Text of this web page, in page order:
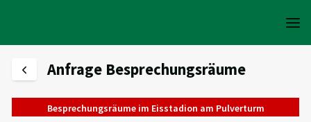
Anfrage Besprechungsräume
Besprechungsräume im Eisstadion am Pulverturm